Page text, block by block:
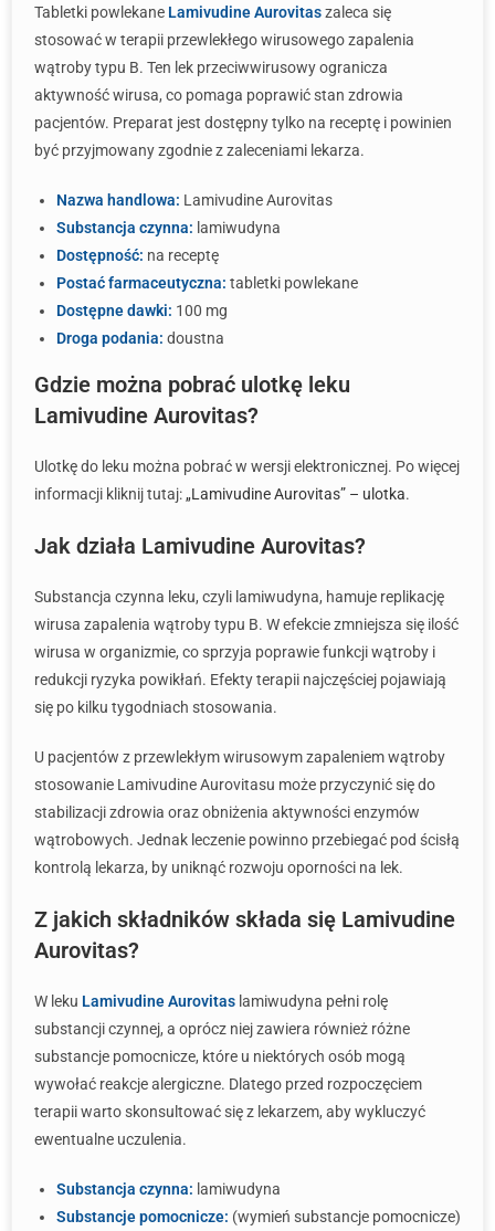
Tabletki powlekane Lamivudine Aurovitaszaleca się
stosować w terapii przewlekłego wirusowego zapalenia
wątroby typu B. Ten lek przeciwwirusowy ogranicza
aktywność wirusa, co pomaga poprawić stan zdrowia
pacjentów. Preparat jest dostępny tylko na receptę i powinien
być przyjmowany zgodnie z zaleceniami lekarza.
Nazwa handlowa: Lamivudine Aurovitas
Substancja czynna: lamiwudyna
Dostępność: na receptę
Postać farmaceutyczna: tabletki powlekane
Dostępne dawki: 100 mg
Droga podania: doustna
Gdzie można pobrać ulotkę leku
Lamivudine Aurovitas?
Ulotkę do leku można pobrać w wersji elektronicznej. Po więcej
informacji kliknij tutaj: „Lamivudine Aurovitas” – ulotka.
Jak działa Lamivudine Aurovitas?
Substancja czynna leku, czyli lamiwudyna, hamuje replikację
wirusa zapalenia wątroby typu B. W efekcie zmniejsza się ilość
wirusa w organizmie, co sprzyja poprawie funkcji wątroby i
redukcji ryzyka powikłań. Efekty terapii najczęściej pojawiają
się po kilku tygodniach stosowania.
U pacjentów z przewlekłym wirusowym zapaleniem wątroby
stosowanie Lamivudine Aurovitasu może przyczynić się do
stabilizacji zdrowia oraz obniżenia aktywności enzymów
wątrobowych. Jednak leczenie powinno przebiegać pod ścisłą
kontrolą lekarza, by uniknąć rozwoju oporności na lek.
Z jakich składników składa się Lamivudine
Aurovitas?
W leku Lamivudine Aurovitas lamiwudyna pełni rolę
substancji czynnej, a oprócz niej zawiera również różne
substancje pomocnicze, które u niektórych osób mogą
wywołać reakcje alergiczne. Dlatego przed rozpoczęciem
terapii warto skonsultować się z lekarzem, aby wykluczyć
ewentualne uczulenia.
Substancja czynna: lamiwudyna
Substancje pomocnicze: (wymień substancje pomocnicze)